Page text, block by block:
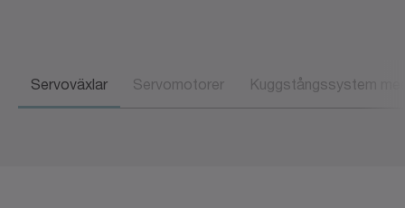
Servoväxlar Servomotorer Kuggstångssystem